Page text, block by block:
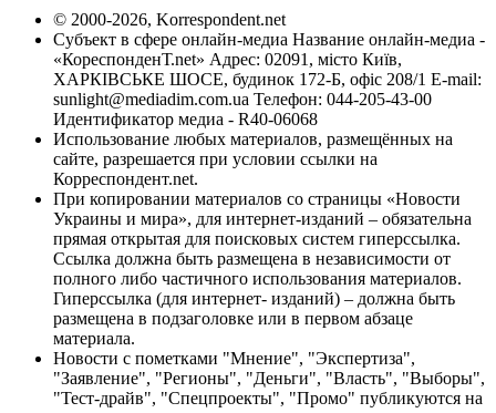
© 2000-2026, Korrespondent.net
Субъект в сфере онлайн-медиа Название онлайн-медиа -
«КореспонденТ.net» Адрес: 02091, місто Київ,
ХАРКІВСЬКЕ ШОСЕ, будинок 172-Б, офіс 208/1 E-mail:
sunlight@mediadim.com.ua Телефон: 044-205-43-00
Идентификатор медиа - R40-06068
Использование любых материалов, размещённых на
сайте, разрешается при условии ссылки на
Корреспондент.net.
При копировании материалов со страницы «Новости
Украины и мира», для интернет-изданий – обязательна
прямая открытая для поисковых систем гиперссылка.
Ссылка должна быть размещена в независимости от
полного либо частичного использования материалов.
Гиперссылка (для интернет- изданий) – должна быть
размещена в подзаголовке или в первом абзаце
материала.
Новости с пометками "Мнение", "Экспертиза",
"Заявление", "Регионы", "Деньги", "Власть", "Выборы",
"Тест-драйв", "Спецпроекты", "Промо" публикуются на